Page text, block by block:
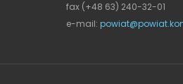
fax (+48 63) 240-32-01
e-mail: